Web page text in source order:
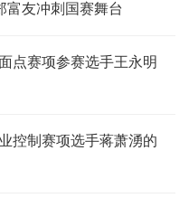
富友冲刺国赛舞台
点赛项参赛选手王永明
控制赛项选手蒋萧湧的